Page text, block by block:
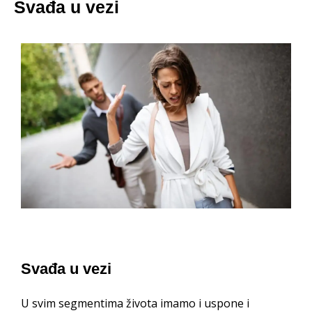
Svađa u vezi
Svađa u vezi
U svim segmentima života imamo i uspone i